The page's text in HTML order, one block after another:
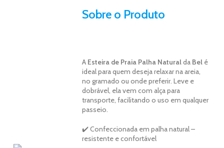
Sobre o Produto
A Esteira de Praia Palha Naturalda Bel é
ideal para quem deseja relaxar na areia,
no gramado ou onde preferir. Leve e
dobrável, ela vem com alça para
transporte, facilitando o uso em qualquer
passeio.
✔️ Confeccionada em palha natural –
resistente e confortável